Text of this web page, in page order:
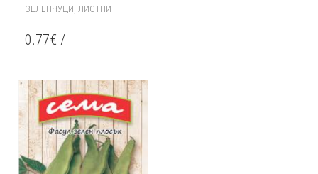
ЗЕЛЕНЧУЦИ, ЛИСТНИ
0.77€ /